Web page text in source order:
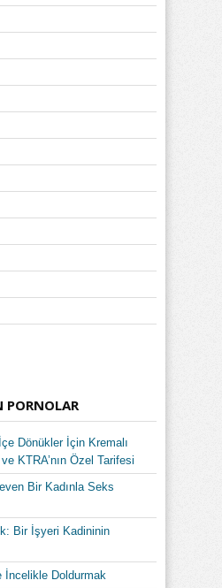
PORNOLAR
Dönükler İçin Kremalı
KTRA’nın Özel Tarifesi
Bir Kadınla Seks
Bir İşyeri Kadininin
İncelikle Doldurmak